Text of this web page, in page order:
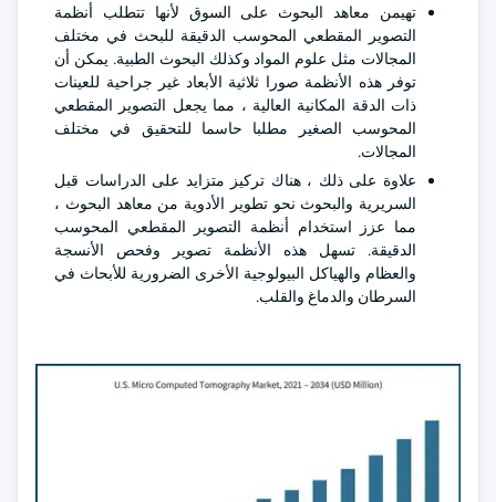
تهيمن معاهد البحوث على السوق لأنها تتطلب أنظمة
التصوير المقطعي المحوسب الدقيقة للبحث في مختلف
المجالات مثل علوم المواد وكذلك البحوث الطبية. يمكن أن
توفر هذه الأنظمة صورا ثلاثية الأبعاد غير جراحية للعينات
ذات الدقة المكانية العالية ، مما يجعل التصوير المقطعي
المحوسب الصغير مطلبا حاسما للتحقيق في مختلف
المجالات.
علاوة على ذلك ، هناك تركيز متزايد على الدراسات قبل
السريرية والبحوث نحو تطوير الأدوية من معاهد البحوث ،
مما عزز استخدام أنظمة التصوير المقطعي المحوسب
الدقيقة. تسهل هذه الأنظمة تصوير وفحص الأنسجة
والعظام والهياكل البيولوجية الأخرى الضرورية للأبحاث في
السرطان والدماغ والقلب.